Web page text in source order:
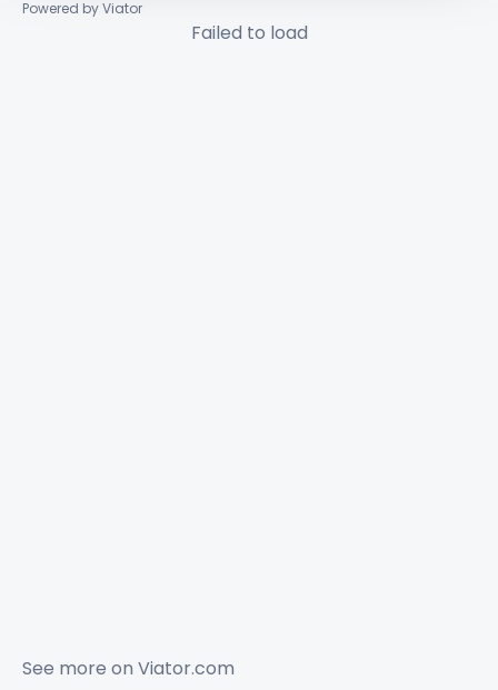
Powered by Viator
Failed to load
See more on Viator.com